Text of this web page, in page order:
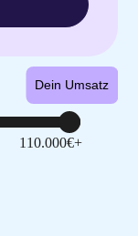
Dein Umsatz